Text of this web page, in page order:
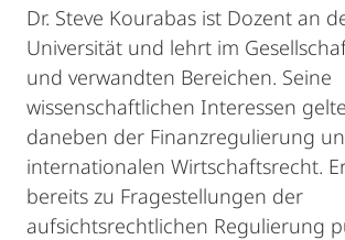
Dr. Steve Kourabas ist Dozent an
Universität und lehrt im
und verwandten Bereichen. Seine
wissenschaftlichen Interessen
daneben der Finanzregulierung
internationalen Wirtschaftsrecht.
bereits zu Fragestellungen der
aufsichtsrechtlichen Regulierung